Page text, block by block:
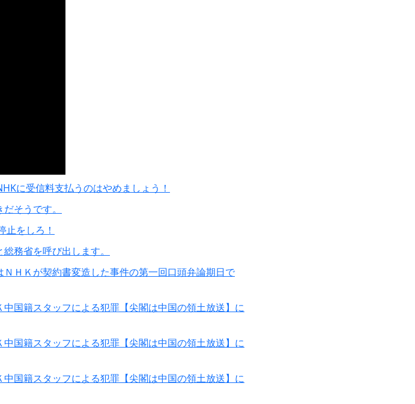
に受信料支払うのはやめましょう！
そうです。
をしろ！
務省を呼び出します。
ＨＫが契約書変造した事件の第一回口頭弁論期日で
国籍スタッフによる犯罪【尖閣は中国の領土放送】に
国籍スタッフによる犯罪【尖閣は中国の領土放送】に
国籍スタッフによる犯罪【尖閣は中国の領土放送】に